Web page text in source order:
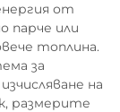
от
парче или
топлина.
за
на
размерите